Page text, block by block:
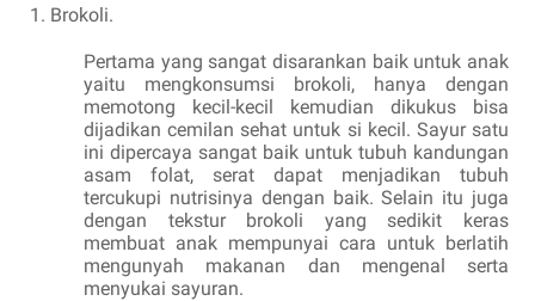
Brokoli.
Pertama yang sangat disarankan baik untuk anak
yaitu mengkonsumsi brokoli, hanya dengan
memotong kecil-kecil kemudian dikukus bisa
dijadikan cemilan sehat untuk si kecil. Sayur satu
ini dipercaya sangat baik untuk tubuh kandungan
asam folat, serat dapat menjadikan tubuh
tercukupi nutrisinya dengan baik. Selain itu juga
dengan tekstur brokoli yang sedikit keras
membuat anak mempunyai cara untuk berlatih
mengunyah makanan dan mengenal serta
menyukai sayuran.